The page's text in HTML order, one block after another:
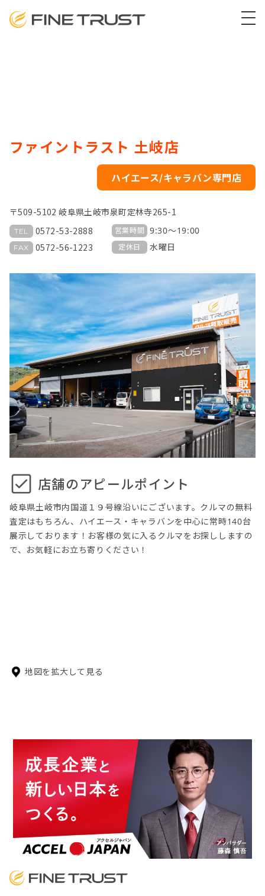
ファイントラスト 土岐店
ハイエース/キャラバン専門店
〒509-5102 岐阜県土岐市泉町定林寺265-1
TEL 0572-53-2888
FAX 0572-56-1223
営業時間 9:30～19:00
定休日 水曜日
店舗のアピールポイント
岐阜県土岐市内国道１９号線沿いにございます。クルマの無料
査定はもちろん、ハイエース・キャラバンを中心に常時140台
展示しております！お客様の気に入るクルマをお探ししますの
で、お気軽にお立ち寄りください！
地図を拡大して見る